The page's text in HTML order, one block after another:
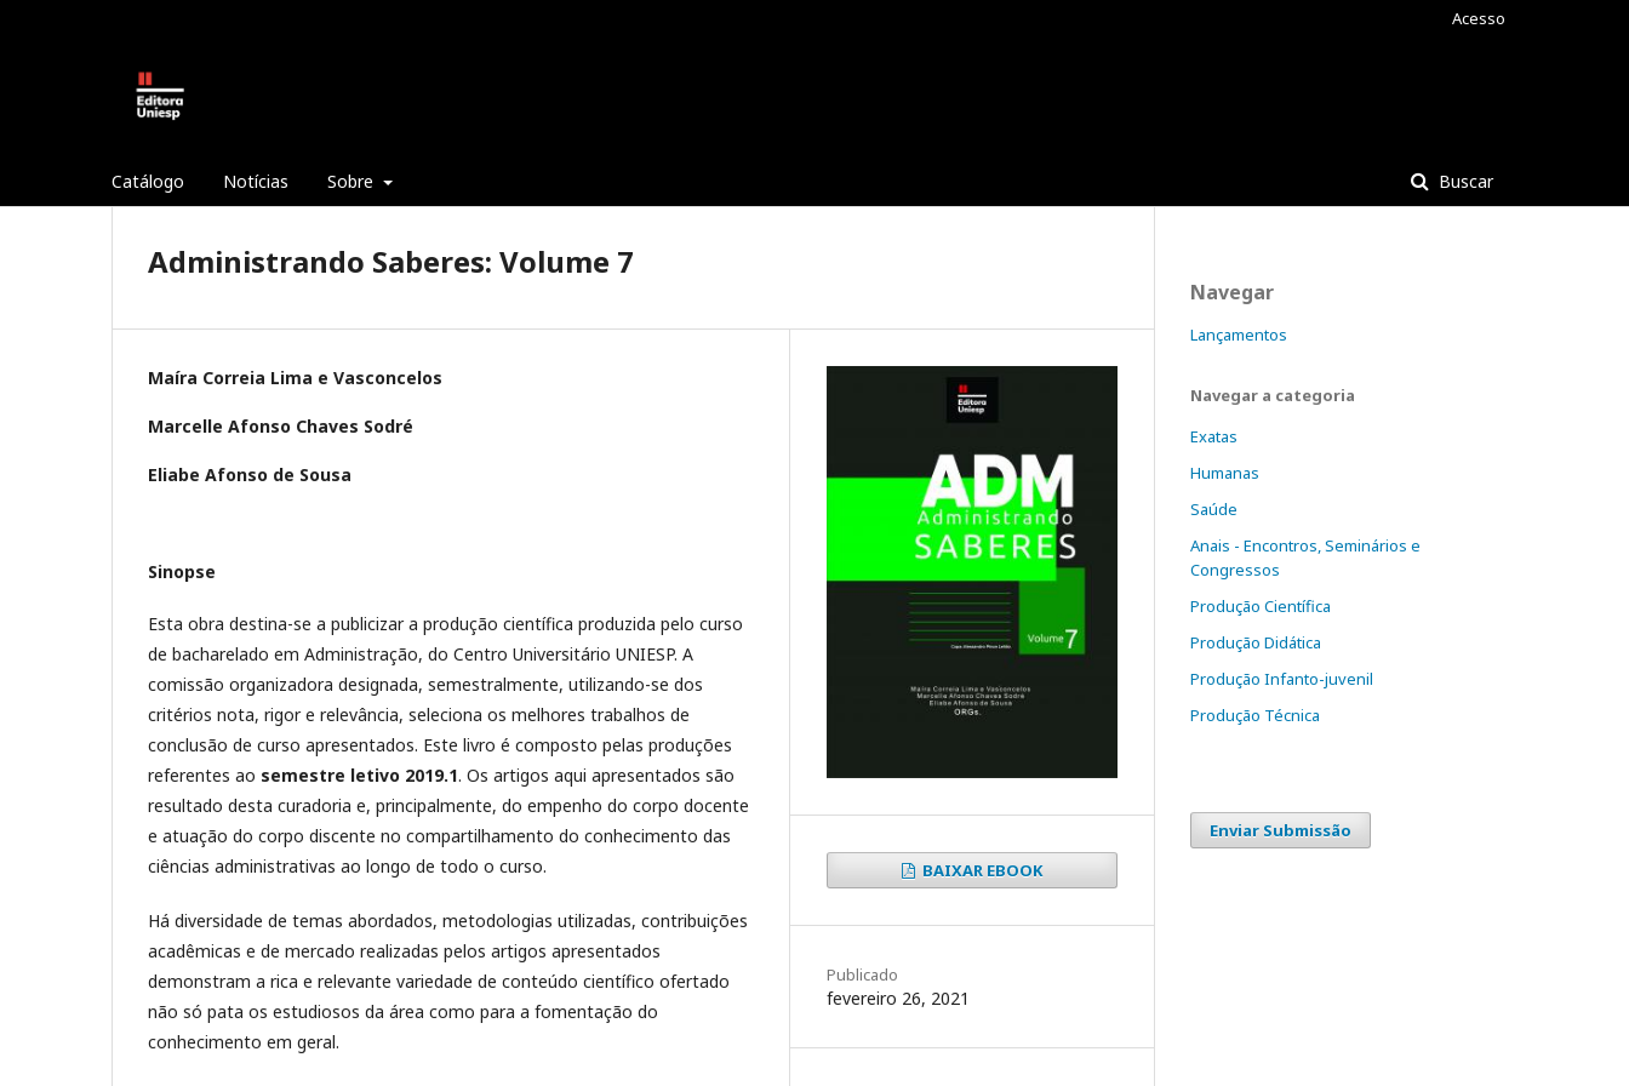
Catálogo Notícias Sobre Buscar
Acesso
Administrando Saberes: Volume 7
Maíra Correia Lima e Vasconcelos
Marcelle Afonso Chaves Sodré
Eliabe Afonso de Sousa
Sinopse
Esta obra destina-se a publicizar a produção científica produzida pelo curso
de bacharelado em Administração, do Centro Universitário UNIESP. A
comissão organizadora designada, semestralmente, utilizando-se dos
critérios nota, rigor e relevância, seleciona os melhores trabalhos de
conclusão de curso apresentados. Este livro é composto pelas produções
referentes ao semestre letivo 2019.1. Os artigos aqui apresentados são
resultado desta curadoria e, principalmente, do empenho do corpo docente
e atuação do corpo discente no compartilhamento do conhecimento das
ciências administrativas ao longo de todo o curso.
Há diversidade de temas abordados, metodologias utilizadas, contribuições
acadêmicas e de mercado realizadas pelos artigos apresentados
demonstram a rica e relevante variedade de conteúdo científico ofertado
não só pata os estudiosos da área como para a fomentação do
conhecimento em geral.
BAIXAR EBOOK
Publicado
fevereiro 26, 2021
Navegar
Lançamentos
Navegar a categoria
Exatas
Humanas
Saúde
Anais - Encontros, Seminários e
Congressos
Produção Científica
Produção Didática
Produção Infanto-juvenil
Produção Técnica
Enviar Submissão